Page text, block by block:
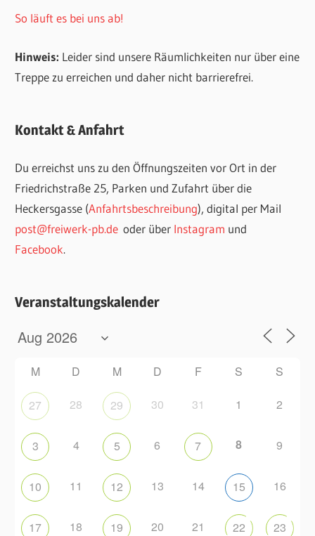
So läuft es bei uns ab!
Hinweis: Leider sind unsere Räumlichkeiten nur über eine
Treppe zu erreichen und daher nicht barrierefrei.
Kontakt & Anfahrt
Du erreichst uns zu den Öffnungszeiten vor Ort in der
Friedrichstraße 25, Parken und Zufahrt über die
Heckersgasse (Anfahrtsbeschreibung), digital per Mail
post@freiwerk-pb.de oder über Instagram und
Facebook.
Veranstaltungskalender
M D M D F S S
27 28 29 30 31 1 2
3 4 5 6 7 8 9
10 11 12 13 14 15 16
17 18 19 20 21 22 23